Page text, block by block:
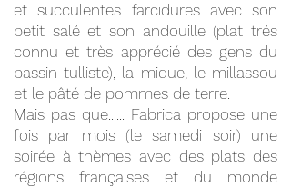
et succulentes farcidures avec son
petit salé et son andouille (plat trés
connu et très apprécié des gens du
bassin tulliste), la mique, le millassou
et le pâté de pommes de terre.
Mais pas que...... Fabrica propose une
fois par mois (le samedi soir) une
soirée à thèmes avec des plats des
régions françaises et du monde